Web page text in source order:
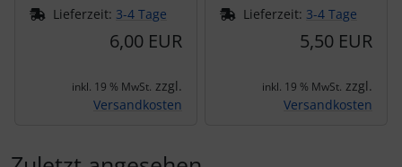
Lieferzeit: 3-4 Tage
6,00 EUR
inkl. 19 % MwSt. zzgl.
Versandkosten
Lieferzeit: 3-4 Tage
5,50 EUR
inkl. 19 % MwSt. zzgl.
Versandkosten